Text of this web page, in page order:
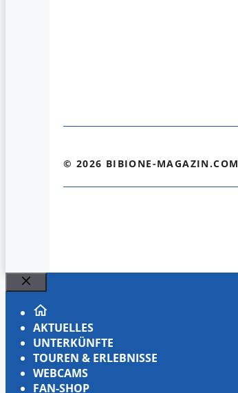
© 2026 BIBIONE-MAGAZIN.COM
Schließen
AKTUELLES
UNTERKÜNFTE
TOUREN & ERLEBNISSE
WEBCAMS
FAN-SHOP